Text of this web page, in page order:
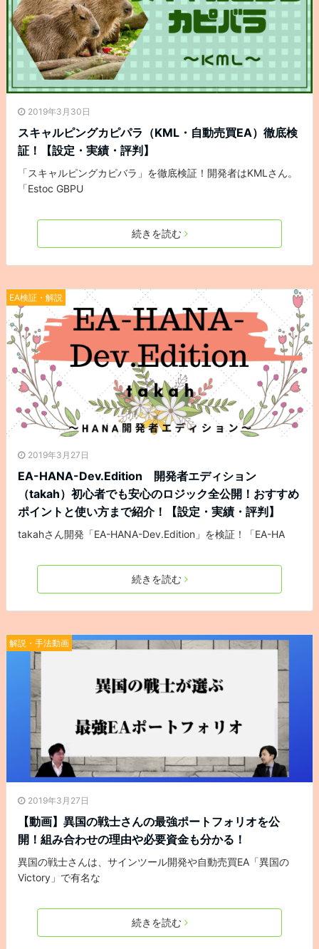
2019年3月30日
スキャルピングカピパラ（KML・自動売買EA）徹底検
証！【設定・実績・評判】
「スキャルピングカピバラ」を徹底検証！開発者はKMLさん。
「Estoc GBPU
続きを読む
EA検証・解説
2019年3月27日
EA-HANA-Dev.Edition 開発者エディション
（takah）初心者でも安心のロジック全公開！おすすめ
ポイントと使い方まで紹介！【設定・実績・評判】
takahさん開発「EA-HANA-Dev.Edition」を検証！「EA-HA
続きを読む
解説・手法動画
2019年3月27日
【動画】異国の戦士さんの最強ポートフォリオを公
開！組み合わせの理由や必要資金も分かる！
異国の戦士さんは、サインツール開発や自動売買EA「異国の
Victory」で有名な
続きを読む